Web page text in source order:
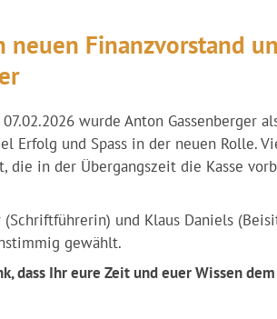
Finanzvorstand
wurde Anton Gassenberger
Erfolg und Spass in der neuen Rolle.
die in der Übergangszeit die Kasse
und Klaus Daniels
gewählt.
dass Ihr eure Zeit und euer Wissen